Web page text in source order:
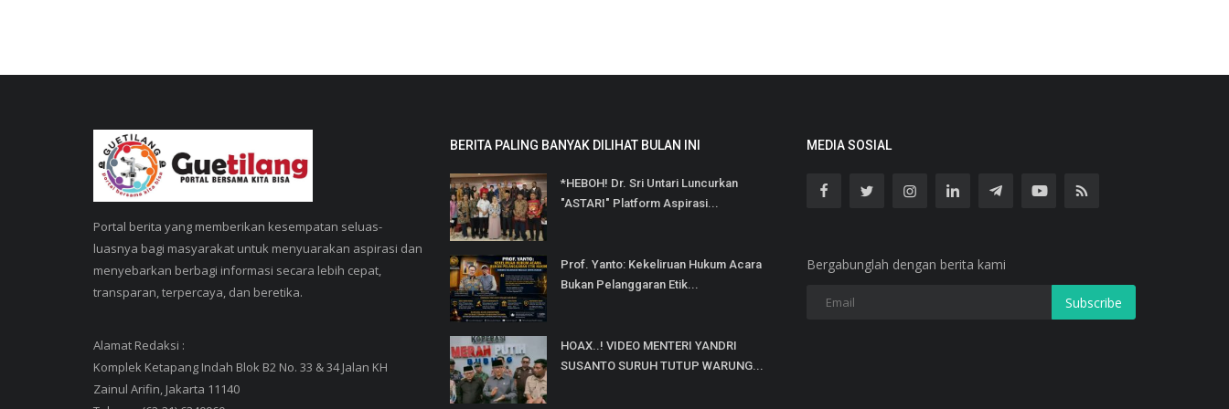
Portal berita yang memberikan kesempatan seluas-
luasnya bagi masyarakat untuk menyuarakan aspirasi dan
menyebarkan berbagi informasi secara lebih cepat,
transparan, terpercaya, dan beretika.
Alamat Redaksi :
Komplek Ketapang Indah Blok B2 No. 33 & 34 Jalan KH
Zainul Arifin, Jakarta 11140
BERITA PALING BANYAK DILIHAT BULAN INI
*HEBOH! Dr. Sri Untari Luncurkan
"ASTARI" Platform Aspirasi...
Prof. Yanto: Kekeliruan Hukum Acara
Bukan Pelanggaran Etik...
HOAX..! VIDEO MENTERI YANDRI
SUSANTO SURUH TUTUP WARUNG...
MEDIA SOSIAL
Bergabunglah dengan berita kami
Subscribe